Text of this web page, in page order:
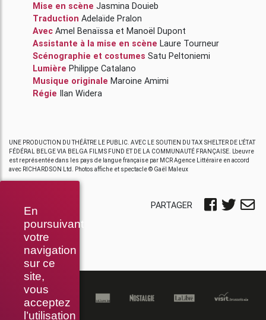
En
poursuivant
votre
navigation
sur ce
site,
vous
acceptez
l’utilisation
Mise en scène
Jasmina Douieb
Traduction Adelaïde Pralon
Avec
Amel Benaïssa et
Manoël Dupont
Assistante à la mise en scène Laure Tourneur
Scénographie et costumes Satu Peltoniemi
Lumière Philippe Catalano
Musique originale Maroine Amimi
Régie Ilan Widera
UNE PRODUCTION DU THÉÂTRE LE PUBLIC. AVEC LE SOUTIEN DU TAX SHELTER DE L’ÉTAT
FÉDÉRAL BELGE VIA BELGA FILMS FUND ET DE LA COMMUNAUTÉ FRANÇAISE. L’oeuvre
est représentée dans les pays de langue française par MCR Agence Littéraire en accord
avec RICHARDSON Ltd. Photos affiche et spectacle © Gaël Maleux
PARTAGER